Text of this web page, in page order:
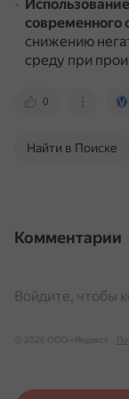
современного
снижению
среду при
0
Найти в Поиске
Комментарии
Войдите, чтобы
© 2026 ООО «Яндекс»